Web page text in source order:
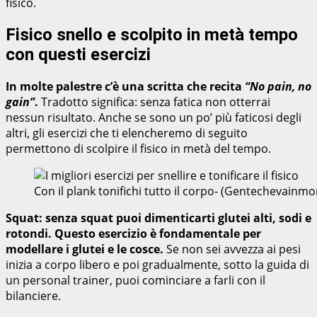
Fisico snello e scolpito in metà tempo
con questi esercizi
In molte palestre c’è una scritta che recita “No pain, no
gain”. Tradotto significa: senza fatica non otterrai
nessun risultato. Anche se sono un po’ più faticosi degli
altri, gli esercizi che ti elencheremo di seguito
permettono di scolpire il fisico in metà del tempo.
Con il plank tonifichi tutto il corpo-
Squat: senza squat puoi dimenticarti glutei alti, sodi e
rotondi. Questo esercizio è fondamentale per
modellare i glutei e le cosce. Se non sei avvezza ai pesi
inizia a corpo libero e poi gradualmente, sotto la guida di
un personal trainer, puoi cominciare a farli con il
bilanciere.